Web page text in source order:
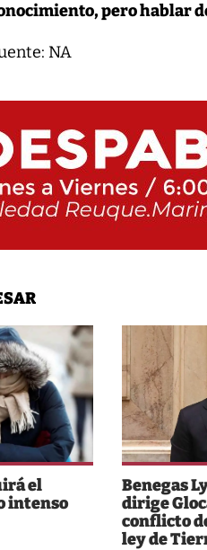
pero hablar
NA
el
intenso
Benegas
dirige
conflicto
ley de